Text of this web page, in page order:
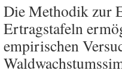
Die Methodik zur
Ertragstafeln
empirischen